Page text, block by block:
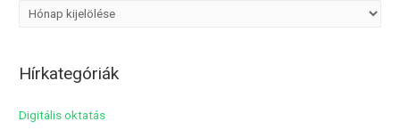
hHírkategóriák
Digitális oktatás